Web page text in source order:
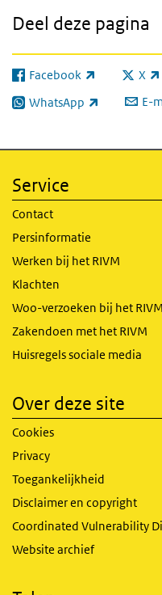
Deel deze pagina
Facebook
(externe link) X
WhatsApp
(externe link) E-
Service
Contact
Persinformatie
Werken bij het RIVM
Klachten
Woo-verzoeken bij het RIVM
Zakendoen met het RIVM
Huisregels sociale media
Over deze site
Cookies
Privacy
Toegankelijkheid
Disclaimer en copyright
Coordinated Vulnerability
Website archief